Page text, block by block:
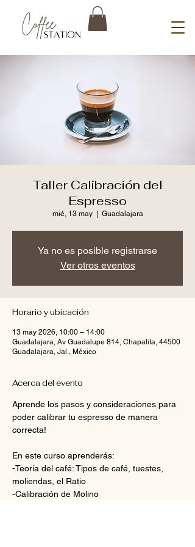
Taller Calibración del
Espresso
mié, 13 may
  |
Guadalajara
Ya no es posible registrarse
Ver otros eventos
Horario y ubicación
13 may 2026, 10:00 – 14:00
Guadalajara, Av Guadalupe 814, Chapalita, 44500
Guadalajara, Jal., México
Acerca del evento
Aprende los pasos y consideraciones para
poder calibrar tu espresso de manera
correcta!
En este curso aprenderás:
-Teoría del café: Tipos de café, tuestes,
moliendas, el Ratio
-Calibración de Molino